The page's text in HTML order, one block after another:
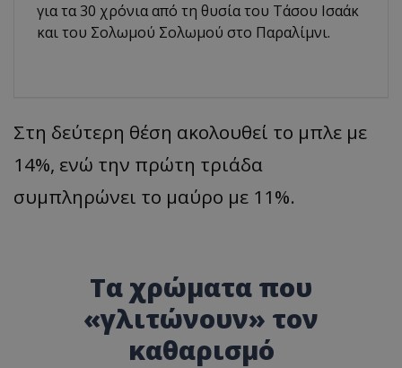
για τα 30 χρόνια από τη θυσία του Τάσου Ισαάκ
και του Σολωμού Σολωμού στο Παραλίμνι.
Στη δεύτερη θέση ακολουθεί το μπλε με
14%, ενώ την πρώτη τριάδα
συμπληρώνει το μαύρο με 11%.
Τα χρώματα που
«γλιτώνουν» τον
καθαρισμό